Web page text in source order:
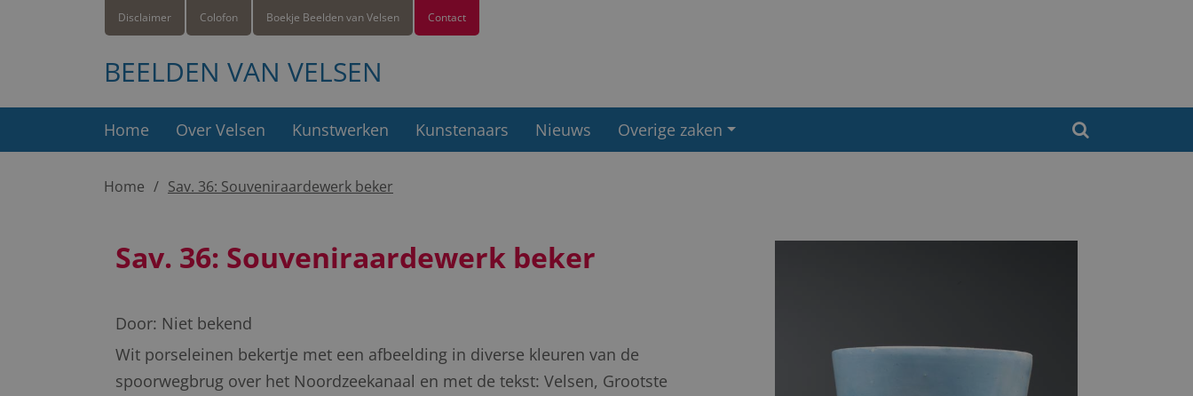
Contact
Boekje Beelden van Velsen
Colofon
Disclaimer
BEELDEN VAN VELSEN
Home Over Velsen Kunstwerken Kunstenaars Nieuws Overige zaken
Home Sav. 36: Souveniraardewerk beker
Sav. 36: Souveniraardewerk beker
Door: Niet bekend
Wit porseleinen bekertje met een afbeelding in diverse kleuren van de
spoorwegbrug over het Noordzeekanaal en met de tekst: Velsen, Grootste